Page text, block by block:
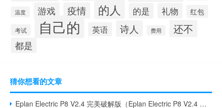
温度 游戏 疫情 的人 的是 礼物 红包
考试 自己的 英语 诗人 费用 还不
都是
猜你想看的文章
Eplan Electric P8 V2.4 完美破解版（Eplan Electric P8 V2.4 完美破解版功能简介）